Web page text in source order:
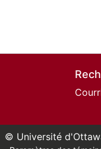
© Université